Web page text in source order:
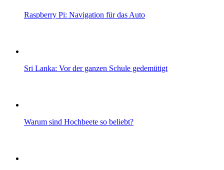
Raspberry Pi: Navigation für das Auto
Sri Lanka: Vor der ganzen Schule gedemütigt
Warum sind Hochbeete so beliebt?